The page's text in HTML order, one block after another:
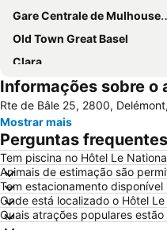
Gare Centrale de Mulhouse-Ville
Old Town Great Basel
Clara
Stade de Suisse
St Johann
Barfüsserplatz
Basel Carnival
Congress Center Basel
Sankt Jakob Park Stadium
Vitra Design Museum
Informações sobre o
Rte de Bâle 25, 2800,
Mostrar mais
Perguntas
Tem piscina no Hôtel Le
Animais de estimação são
Tem estacionamento disponível
Onde está localizado o Hôtel
Quais atrações populares